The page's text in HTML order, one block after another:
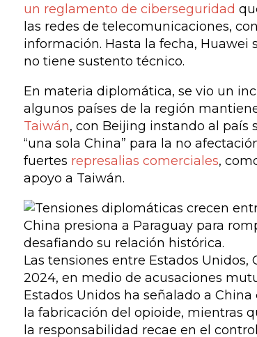
un reglamento de ciberseguridad
las redes de telecomunicaciones,
información. Hasta la fecha, Huawei
no tiene sustento técnico.
En materia diplomática, se vio un
algunos países de la región
Taiwán, con Beijing instando al país
“una sola China” para la no
fuertes represalias comerciales,
apoyo a Taiwán.
China presiona a Paraguay para
desafiando su relación histórica.
Las tensiones entre Estados Unidos,
2024, en medio de acusaciones
Estados Unidos ha señalado a
la fabricación del opioide, mientras
la responsabilidad recae en el